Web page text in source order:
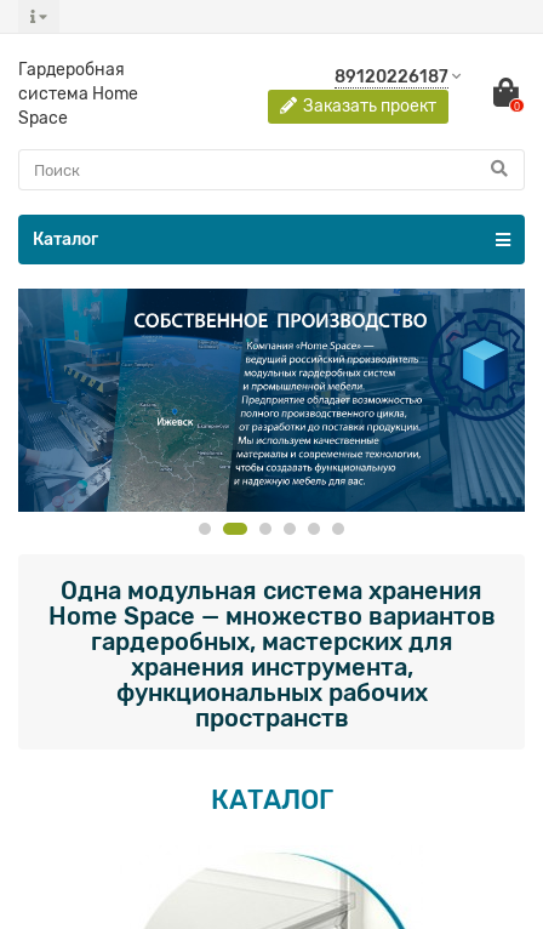
Гардеробная
система Home
Space
89120226187
Заказать проект
0
Каталог
Гардеробная
Одна модульная система хранения
Home Space — множество вариантов
гардеробных, мастерских для
хранения инструмента,
функциональных рабочих
пространств
КАТАЛОГ